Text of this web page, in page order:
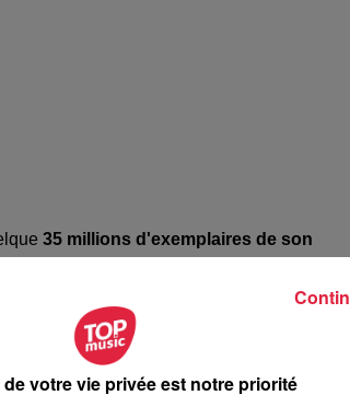
35 millions d'exemplaires de son
d'exemplaires
tout de même sortir d'ici la fin de
votre vie privée est notre priorité